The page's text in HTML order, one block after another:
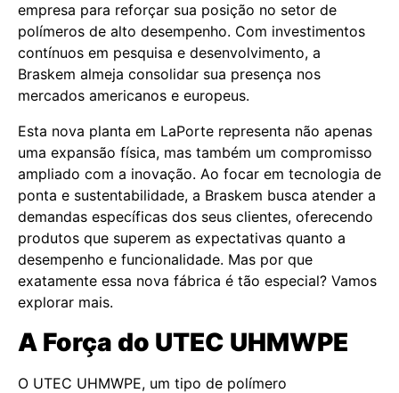
empresa para reforçar sua posição no setor de
polímeros de alto desempenho. Com investimentos
contínuos em pesquisa e desenvolvimento, a
Braskem almeja consolidar sua presença nos
mercados americanos e europeus.
Esta nova planta em LaPorte representa não apenas
uma expansão física, mas também um compromisso
ampliado com a inovação. Ao focar em tecnologia de
ponta e sustentabilidade, a Braskem busca atender a
demandas específicas dos seus clientes, oferecendo
produtos que superem as expectativas quanto a
desempenho e funcionalidade. Mas por que
exatamente essa nova fábrica é tão especial? Vamos
explorar mais.
A Força do UTEC UHMWPE
O UTEC UHMWPE, um tipo de polímero